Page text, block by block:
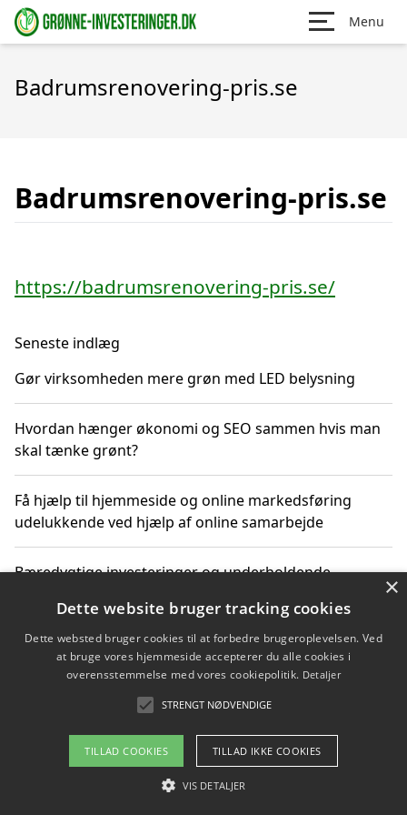
Menu
Badrumsrenovering-pris.se
Badrumsrenovering-pris.se
https://badrumsrenovering-pris.se/
Seneste indlæg
Gør virksomheden mere grøn med LED belysning
Hvordan hænger økonomi og SEO sammen hvis man
skal tænke grønt?
Få hjælp til hjemmeside og online markedsføring
udelukkende ved hjælp af online samarbejde
Bæredygtige investeringer og underholdende
Sådan kan online møder for virksomheder fremme
grønne investeringer
Copyright 2026 - Pilanto Aps
Om / kontakt
×
Dette website bruger tracking cookies
Dette websted bruger cookies til at forbedre brugeroplevelsen. Ved
at bruge vores hjemmeside accepterer du alle cookies i
overensstemmelse med vores cookiepolitik. Detaljer
STRENGT NØDVENDIGE
TILLAD COOKIES TILLAD IKKE COOKIES
VIS DETALJER